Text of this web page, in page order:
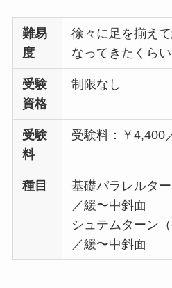
難易
度
徐々に足を揃え
なってきたくらい
受験
資格
制限なし
受験
料
受験料：￥4,400
種目
基礎パラレルター
／緩〜中斜面
シュテムターン（
／緩〜中斜面